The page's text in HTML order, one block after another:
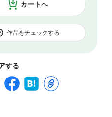
カートへ
作品をチェックする
する